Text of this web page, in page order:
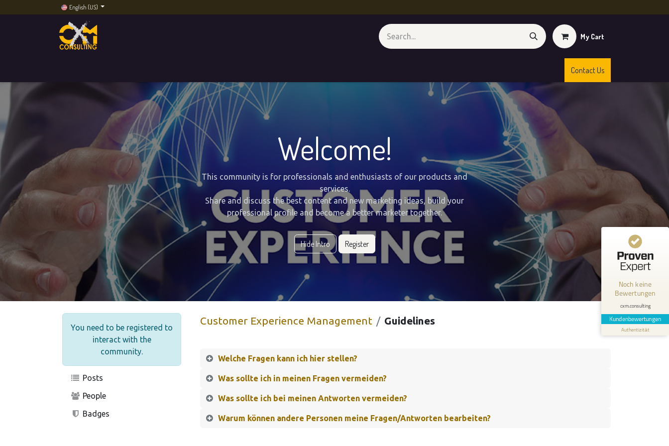
English (US)
My Cart
Contact Us
Welcome!
This community is for professionals and enthusiasts of our products and
services.
Share and discuss the best content and new marketing ideas, build your
professional profile and become a better marketer together.
Hide Intro Register
You need to be registered to
interact with the
community.
Posts
People
Badges
Customer Experience Management Guidelines
Welche Fragen kann ich hier stellen?
Was sollte ich in meinen Fragen vermeiden?
Was sollte ich bei meinen Antworten vermeiden?
Warum können andere Personen meine Fragen/Antworten bearbeiten?
Noch keine
Bewertungen
cxm.consulting
Kundenbewertungen
Authentizität
Kundenbewertungen und Erfahrungen zu
cxm.consulting
MANGELHAFT
0,00 / 5,00
Erfahren Sie mehr über dieses Bewertungssiegel
Profil ansehen